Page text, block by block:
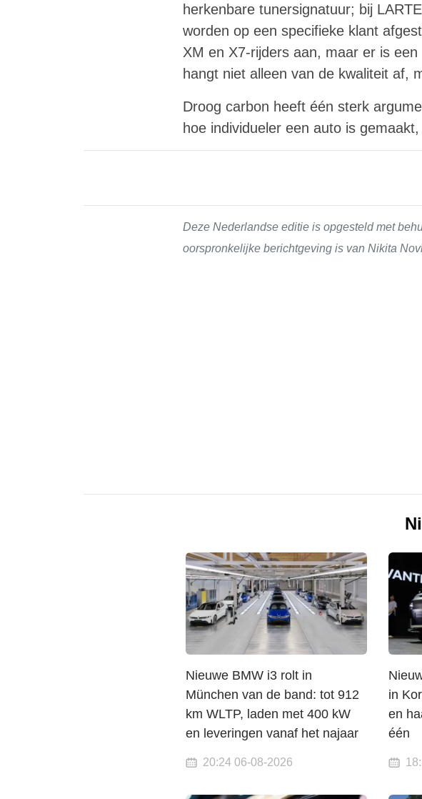
herkenbare tunersignatuur; bij
worden op een specifieke klant
XM en X7-rijders aan, maar er is
hangt niet alleen van de kwaliteit af,
Droog carbon heeft één sterk
hoe individueler een auto is
Deze Nederlandse editie is opgesteld met
oorspronkelijke berichtgeving is van Nikita
Nieuwe BMW i3 rolt in
München van de band: tot 912
km WLTP, laden met 400 kW
en leveringen vanaf het najaar
20:24 06-08-2026
in
en
één